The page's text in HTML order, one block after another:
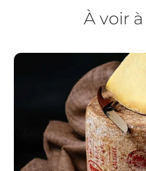
À voir